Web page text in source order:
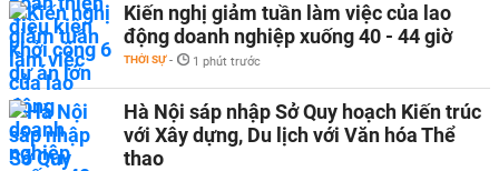
Kiến nghị giảm tuần làm việc của lao
động doanh nghiệp xuống 40 - 44 giờ
THỜI SỰ - 1 phút trước
Hà Nội sáp nhập Sở Quy hoạch Kiến trúc
với Xây dựng, Du lịch với Văn hóa Thể
thao